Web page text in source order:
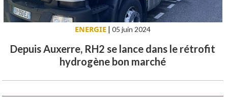
ENERGIE |05 juin 2024
Depuis Auxerre, RH2 se lance dans le rétrofit
hydrogène bon marché